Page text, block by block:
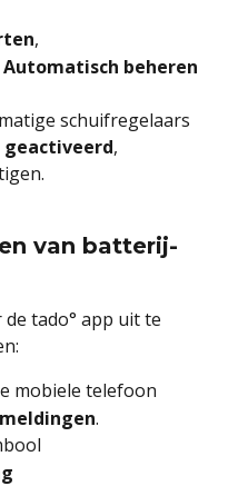
,
Automatisch beheren
schuifregelaars
geactiveerd,
van batterij-
tado° app uit te
mobiele telefoon
.